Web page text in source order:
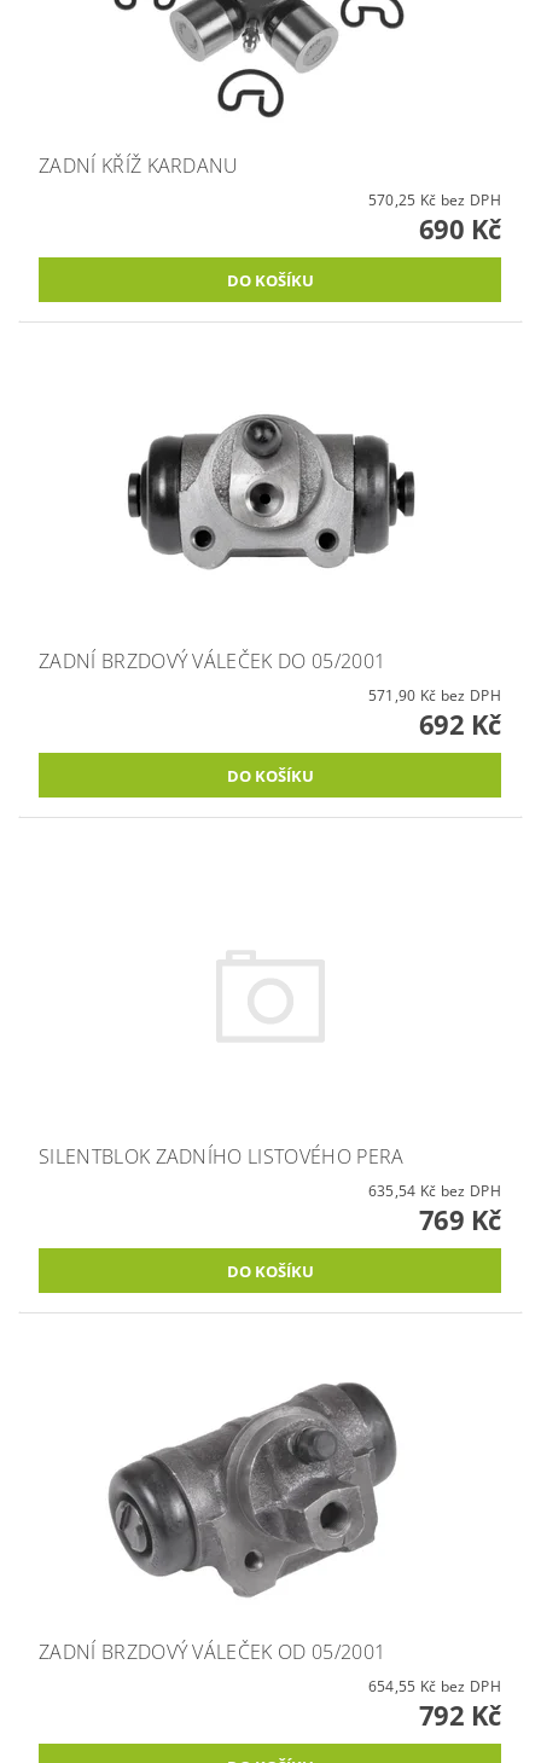
ZADNÍ KŘÍŽ KARDANU
570,25 Kč bez DPH
690 Kč
ZADNÍ BRZDOVÝ VÁLEČEK DO 05/2001
571,90 Kč bez DPH
692 Kč
SILENTBLOK ZADNÍHO LISTOVÉHO PERA
635,54 Kč bez DPH
769 Kč
ZADNÍ BRZDOVÝ VÁLEČEK OD 05/2001
654,55 Kč bez DPH
792 Kč